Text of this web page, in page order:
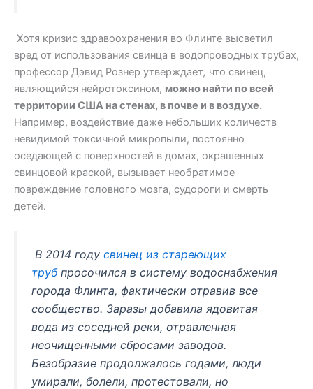
Хотя кризис здравоохранения во Флинте высветил
вред от использования свинца в водопроводных трубах,
профессор Дэвид Рознер утверждает, что свинец,
являющийся нейротоксином, можно найти по всей
территории США на стенах, в почве и в воздухе.
Например, воздействие даже небольших количеств
невидимой токсичной микропыли, постоянно
оседающей с поверхностей в домах, окрашенных
свинцовой краской, вызывает необратимое
повреждение головного мозга, судороги и смерть
детей.
В 2014 году свинец из стареющих
трубпросочился в систему водоснабжения
города Флинта, фактически отравив все
сообщество. Заразы добавила ядовитая
вода из соседней реки, отравленная
неочищенными сбросами заводов.
Безобразие продолжалось годами, люди
умирали, болели, протестовали, но